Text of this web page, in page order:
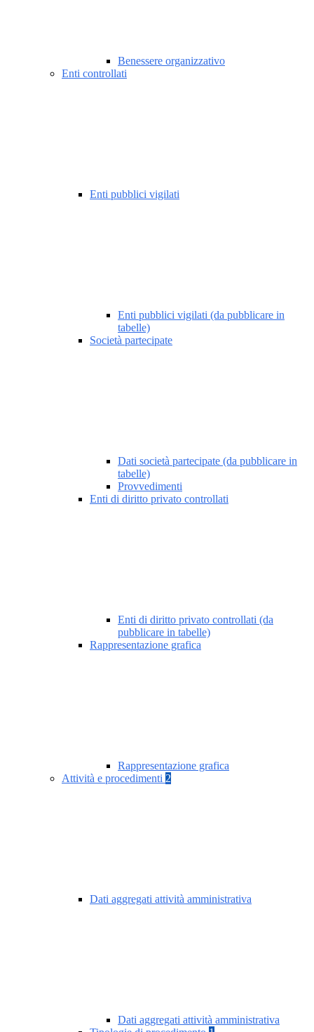
Benessere organizzativo
Enti controllati
Enti pubblici vigilati
Enti pubblici vigilati (da pubblicare in
tabelle)
Società partecipate
Dati società partecipate (da pubblicare in
tabelle)
Provvedimenti
Enti di diritto privato controllati
Enti di diritto privato controllati (da
pubblicare in tabelle)
Rappresentazione grafica
Rappresentazione grafica
Attività e procedimenti 2
Dati aggregati attività amministrativa
Dati aggregati attività amministrativa